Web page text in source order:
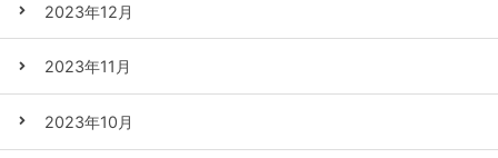
2023年12月
2023年11月
2023年10月